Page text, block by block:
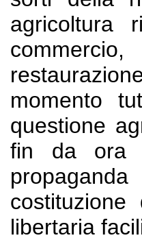
agricoltura
momento
questione
fin da ora
libertaria